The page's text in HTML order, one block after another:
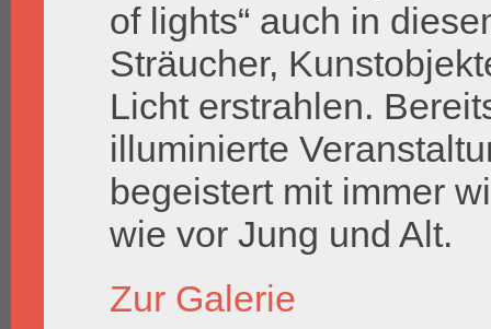
of lights“ auch in
Sträucher,
Licht erstrahlen.
illuminierte
begeistert mit immer
wie vor Jung und Alt.
Zur Galerie